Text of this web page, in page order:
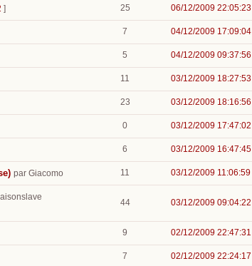
] 25 06/12/2009 22:05:23
7 04/12/2009 17:09:04
5 04/12/2009 09:37:56
11 03/12/2009 18:27:53
23 03/12/2009 18:16:56
0 03/12/2009 17:47:02
6 03/12/2009 16:47:45
par Giacomo 11 03/12/2009 11:06:59
44 03/12/2009 09:04:22
9 02/12/2009 22:47:31
7 02/12/2009 22:24:17